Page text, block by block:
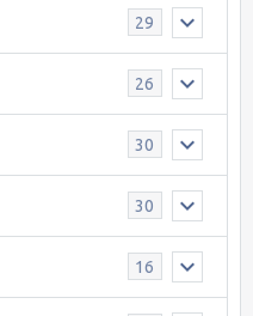
29
26
30
30
16